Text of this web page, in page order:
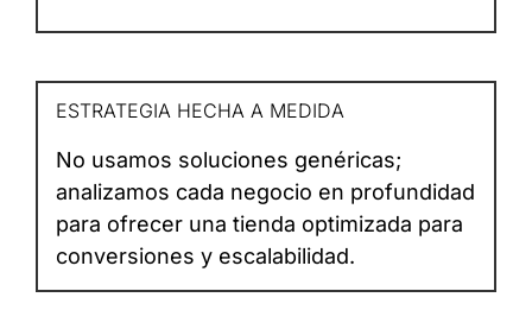
ESTRATEGIA HECHA A MEDIDA
No usamos soluciones genéricas;
analizamos cada negocio en profundidad
para ofrecer una tienda optimizada para
conversiones y escalabilidad.